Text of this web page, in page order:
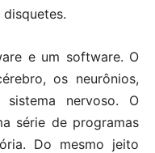
e um software. O
os neurônios,
nervoso. O
série de programas
Do mesmo jeito